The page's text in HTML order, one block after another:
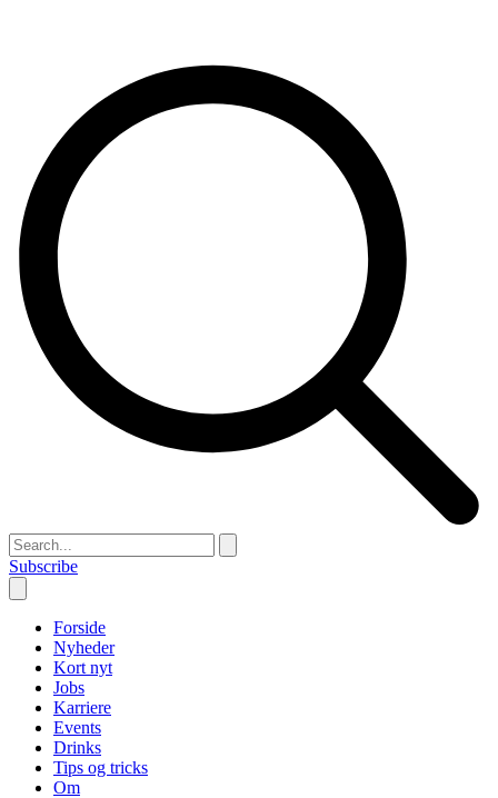
Subscribe
Forside
Nyheder
Kort nyt
Jobs
Karriere
Events
Drinks
Tips og tricks
Om